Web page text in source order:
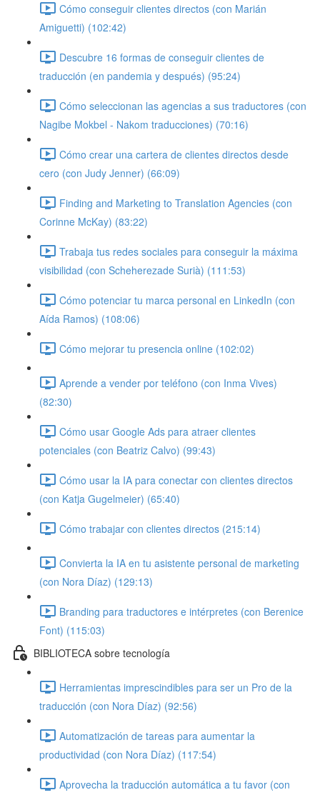
Cómo conseguir clientes directos (con Marián
Amiguetti) (102:42)
Descubre 16 formas de conseguir clientes de
traducción (en pandemia y después) (95:24)
Cómo seleccionan las agencias a sus traductores (con
Nagibe Mokbel - Nakom traducciones) (70:16)
Cómo crear una cartera de clientes directos desde
cero (con Judy Jenner) (66:09)
Finding and Marketing to Translation Agencies (con
Corinne McKay) (83:22)
Trabaja tus redes sociales para conseguir la máxima
visibilidad (con Scheherezade Surià) (111:53)
Cómo potenciar tu marca personal en LinkedIn (con
Aída Ramos) (108:06)
Cómo mejorar tu presencia online (102:02)
Aprende a vender por teléfono (con Inma Vives)
(82:30)
Cómo usar Google Ads para atraer clientes
potenciales (con Beatriz Calvo) (99:43)
Cómo usar la IA para conectar con clientes directos
(con Katja Gugelmeier) (65:40)
Cómo trabajar con clientes directos (215:14)
Convierta la IA en tu asistente personal de marketing
(con Nora Díaz) (129:13)
Branding para traductores e intérpretes (con Berenice
Font) (115:03)
BIBLIOTECA sobre tecnología
Herramientas imprescindibles para ser un Pro de la
traducción (con Nora Díaz) (92:56)
Automatización de tareas para aumentar la
productividad (con Nora Díaz) (117:54)
Aprovecha la traducción automática a tu favor (con